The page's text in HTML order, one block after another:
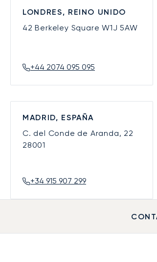
LONDRES, REINO UNIDO
42 Berkeley SquareW1J 5AW
+44 2074 095 095
MADRID, ESPAÑA
C. del Conde de Aranda, 22
28001
+34 915 907 299